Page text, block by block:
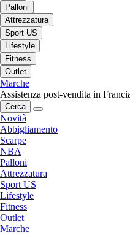
Palloni
Attrezzatura
Sport US
Lifestyle
Fitness
Outlet
Marche
Assistenza post-vendita in
Cerca
Novità
Abbigliamento
Scarpe
NBA
Palloni
Attrezzatura
Sport US
Lifestyle
Fitness
Outlet
Marche